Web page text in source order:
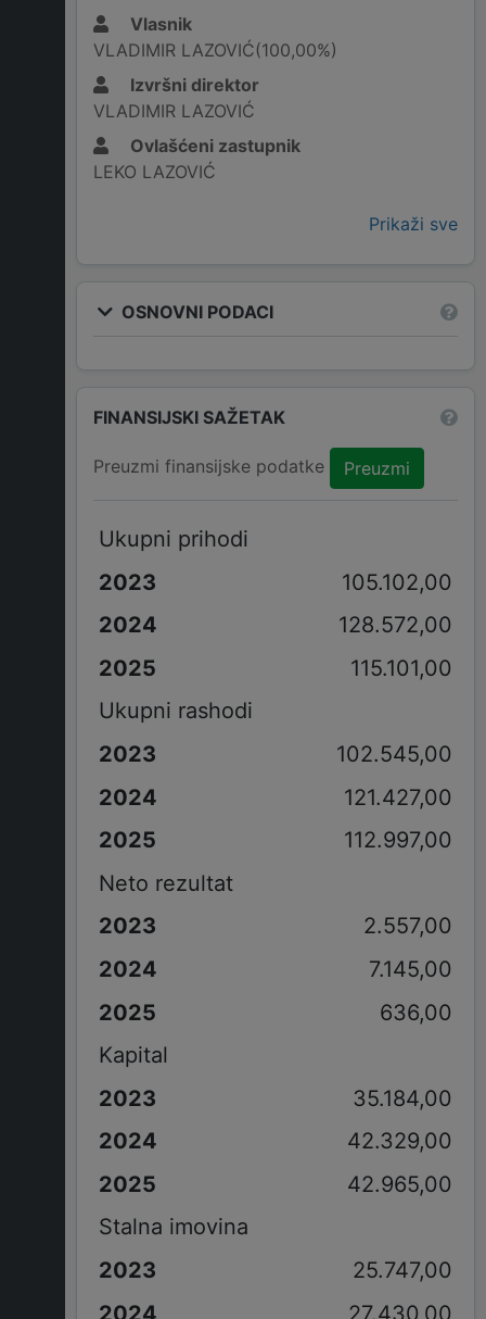
Vlasnik
VLADIMIR LAZOVIĆ(100,00%)
Izvršni direktor
VLADIMIR LAZOVIĆ
Ovlašćeni zastupnik
LEKO LAZOVIĆ
Prikaži sve
OSNOVNI PODACI
FINANSIJSKI SAŽETAK
Preuzmi finansijske podatke Preuzmi
Ukupni prihodi
105.102,00
128.572,00
115.101,00
Ukupni rashodi
102.545,00
121.427,00
112.997,00
Neto rezultat
2.557,00
7.145,00
636,00
Kapital
35.184,00
42.329,00
42.965,00
Stalna imovina
25.747,00
27.430,00